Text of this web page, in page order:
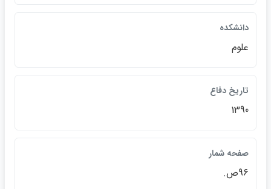
دانشكده
علوم
تاريخ دفاع
1390
صفحه شمار
96ص.